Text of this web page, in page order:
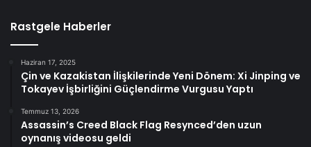
Rastgele Haberler
Haziran 17, 2025
Çin ve Kazakistan İlişkilerinde Yeni Dönem: Xi Jinping ve
Tokayev İşbirliğini Güçlendirme Vurgusu Yaptı
Temmuz 13, 2026
Assassin’s Creed Black Flag Resynced’den uzun
oynanış videosu geldi